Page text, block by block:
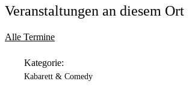
Veranstaltungen an diesem Ort
Alle Termine
Kategorie:
Kabarett & Comedy